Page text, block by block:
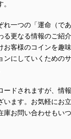
れ一つの「運命（で
る更なる情報のご紹
お客様のコインを趣
ンにしていくための
ードされますが、情
います。お気軽にお
庫お問い合わせもい